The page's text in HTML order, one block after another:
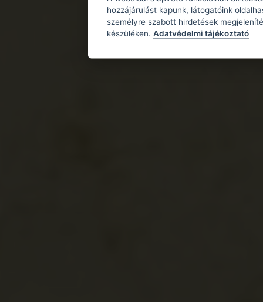
hozzájárulást kapunk, látogatóink
személyre szabott hirdetések
készüléken. Adatvédelmi tájékoztató